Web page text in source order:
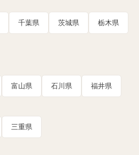
千葉県 茨城県 栃木県
富山県 石川県 福井県
三重県